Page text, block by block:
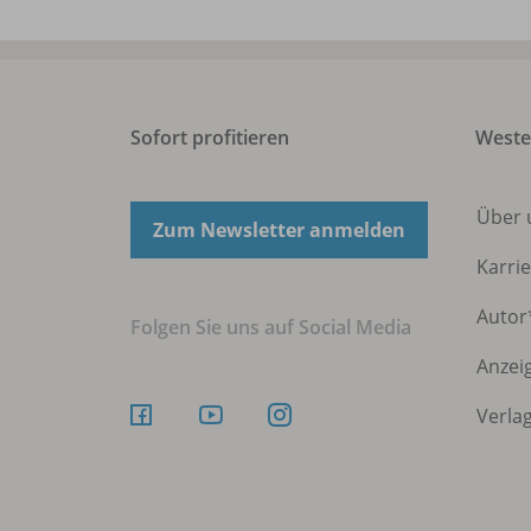
Sofort profitieren
Zum Newsletter anmelden
Folgen Sie uns auf Social Media